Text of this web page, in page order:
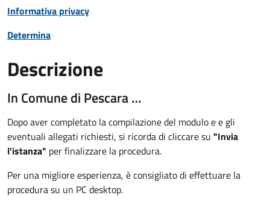
Informativa privacy
Determina
Descrizione
In Comune di Pescara …
Dopo aver completato la compilazione del modulo e e gli
eventuali allegati richiesti, si ricorda di cliccare su "Invia
l'istanza" per finalizzare la procedura.
Per una migliore esperienza, è consigliato di effettuare la
procedura su un PC desktop.